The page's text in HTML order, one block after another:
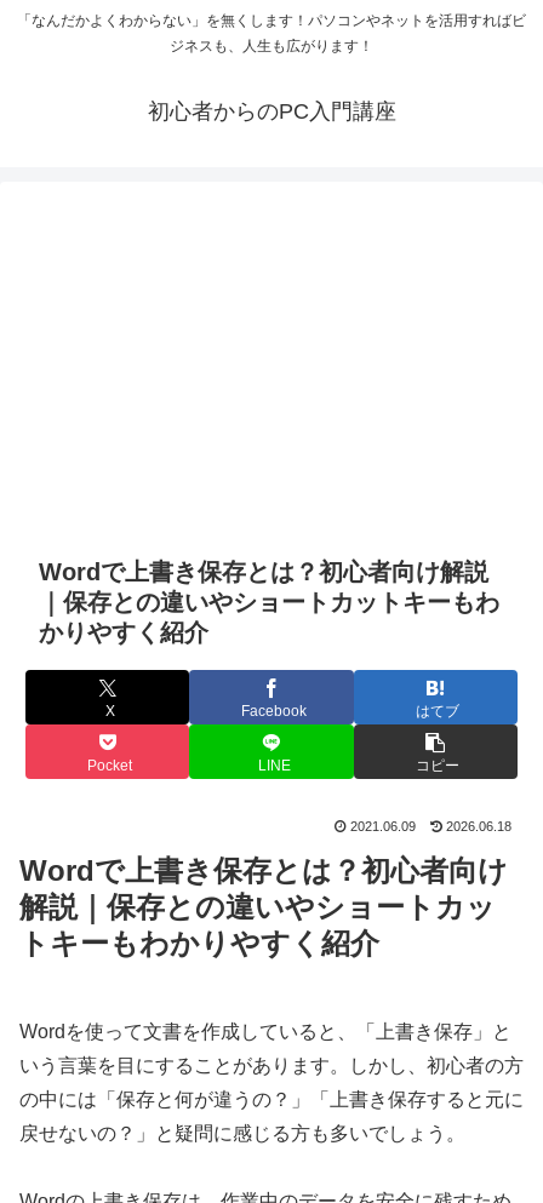
「なんだかよくわからない」を無くします！パソコンやネットを活用すればビ
ジネスも、人生も広がります！
初心者からのPC入門講座
Wordで上書き保存とは？初心者向け解説
｜保存との違いやショートカットキーもわ
かりやすく紹介
X Facebook はてブ
Pocket LINE コピー
2021.06.09 2026.06.18
Wordで上書き保存とは？初心者向け
解説｜保存との違いやショートカッ
トキーもわかりやすく紹介
Wordを使って文書を作成していると、「上書き保存」と
いう言葉を目にすることがあります。しかし、初心者の方
の中には「保存と何が違うの？」「上書き保存すると元に
戻せないの？」と疑問に感じる方も多いでしょう。